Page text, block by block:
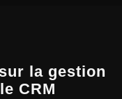
la gestion
CRM